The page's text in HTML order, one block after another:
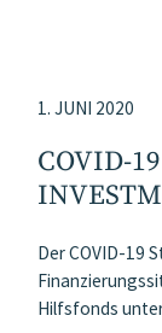
1. JUNI 2020
COVID-
Der COVID-19
Hilfsfonds